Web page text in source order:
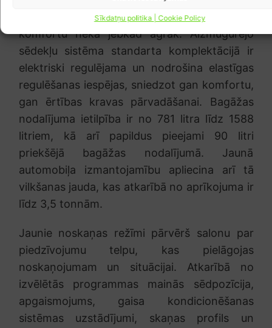
Sīkdatņu politika | Cookie Policy
pasažieriem vairāk vietas kājām un lielāku
komfortu nekā jebkad agrāk. Aizmugurējo
sēdekļu sistēma standarta komplektācijā ir
elektriski regulējama un nodrošina elastīgas
regulēšanas iespējas, sniedzot gan komfortu,
gan ērtības kravas pārvadāšanai. Bagāžas
nodalījuma ietilpība ir no 781 litra līdz 1588
litriem, kā arī papildus pieejami 90 litri
priekšējā bagāžas nodalījumā. Jaunā
automobiļa izmantojamību apliecina arī tā
vilkšanas jauda, kas atkarībā no aprīkojuma ir
līdz 3,5 tonnām.
Jaunie noskaņas režīmi pārvērš salonu par
piedzīvojumu telpu, kas pielāgojas
noskaņojumam un situācijai. Atkarībā no
izvēlētās programmas mainās sēdpozīcija,
apgaismojums, gaisa kondicionēšanas
sistēmas uzstādījumi, skaņas profils un